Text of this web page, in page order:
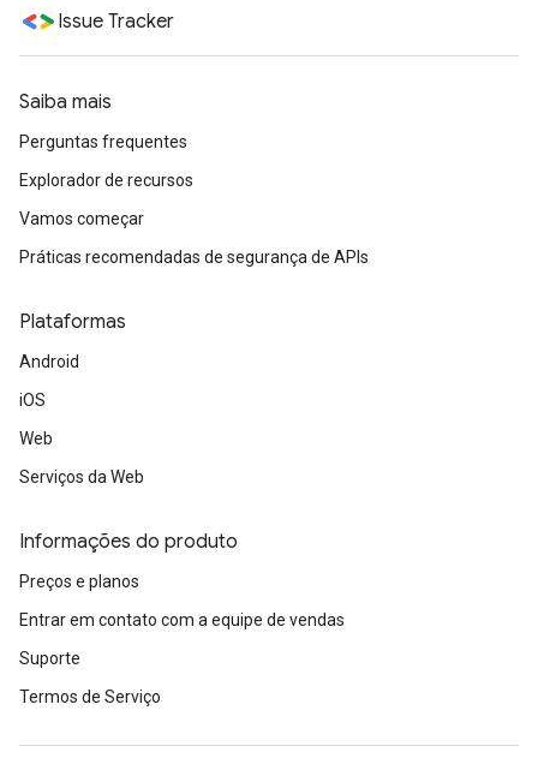
Issue Tracker
Saiba mais
Perguntas frequentes
Explorador de recursos
Vamos começar
Práticas recomendadas de segurança de APIs
Plataformas
Android
iOS
Web
Serviços da Web
Informações do produto
Preços e planos
Entrar em contato com a equipe de vendas
Suporte
Termos de Serviço